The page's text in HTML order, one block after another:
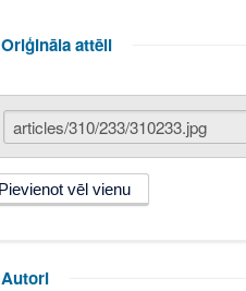
Oriģināla attēli
Autori